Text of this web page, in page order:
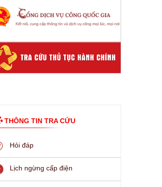
THÔNG TIN TRA CỨU
Hỏi đáp
Lịch ngừng cấp điện